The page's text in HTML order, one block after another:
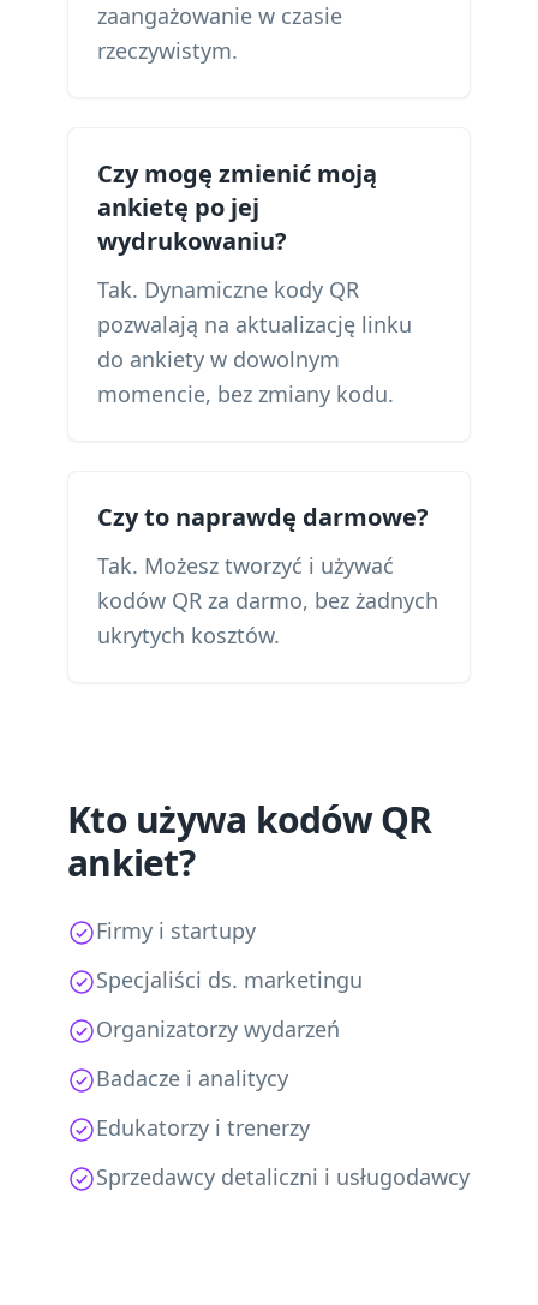
zaangażowanie w czasie
rzeczywistym.
Czy mogę zmienić moją
ankietę po jej
wydrukowaniu?
Tak. Dynamiczne kody QR
pozwalają na aktualizację linku
do ankiety w dowolnym
momencie, bez zmiany kodu.
Czy to naprawdę darmowe?
Tak. Możesz tworzyć i używać
kodów QR za darmo, bez żadnych
ukrytych kosztów.
Kto używa kodów QR
ankiet?
Firmy i startupy
Specjaliści ds. marketingu
Organizatorzy wydarzeń
Badacze i analitycy
Edukatorzy i trenerzy
Sprzedawcy detaliczni i usługodawcy